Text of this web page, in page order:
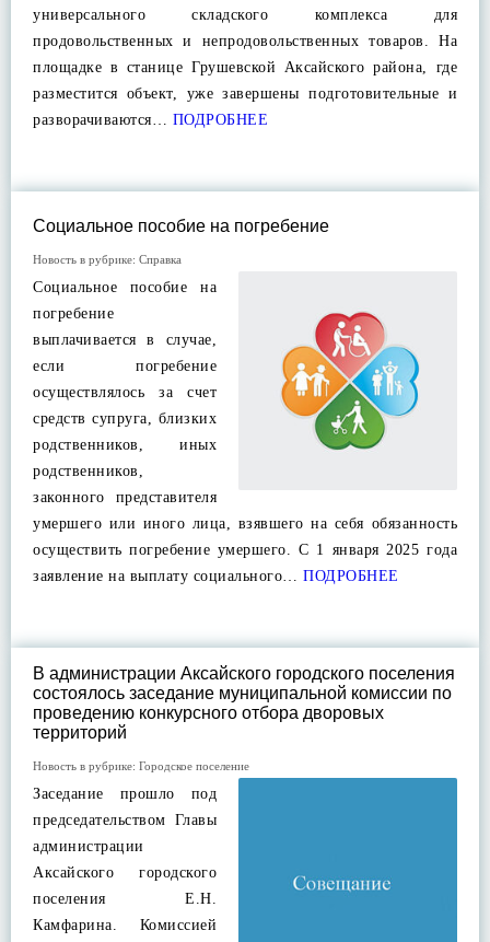
универсального складского комплекса для
продовольственных и непродовольственных товаров. На
площадке в станице Грушевской Аксайского района, где
разместится объект, уже завершены подготовительные и
разворачиваются… ПОДРОБНЕЕ
Социальное пособие на погребение
Новость в рубрике: Справка
Социальное пособие на
погребение
выплачивается в случае,
если погребение
осуществлялось за счет
средств супруга, близких
родственников, иных
родственников,
законного представителя
умершего или иного лица, взявшего на себя обязанность
осуществить погребение умершего. С 1 января 2025 года
заявление на выплату социального… ПОДРОБНЕЕ
В администрации Аксайского городского поселения
состоялось заседание муниципальной комиссии по
проведению конкурсного отбора дворовых
территорий
Новость в рубрике: Городское поселение
Заседание прошло под
председательством Главы
администрации
Аксайского городского
поселения Е.Н.
Камфарина. Комиссией